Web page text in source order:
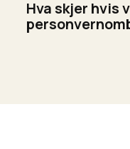
personvernombud,
oppfyller kravene til
Hva skjer hvis